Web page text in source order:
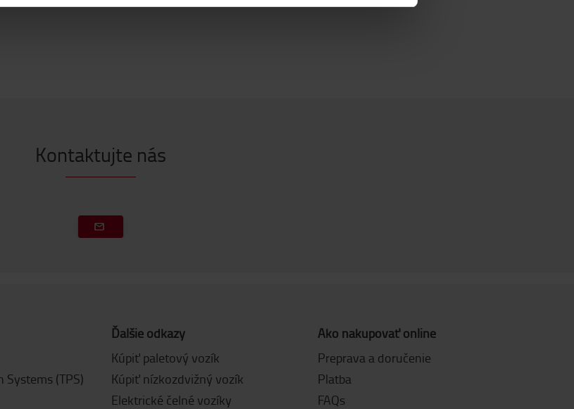
Kontaktujte nás
(TPS)
Ďalšie odkazy
Kúpiť paletový vozík
Kúpiť nízkozdvižný vozík
Elektrické čelné vozíky
Ako nakupovať online
Preprava a doručenie
Platba
FAQs